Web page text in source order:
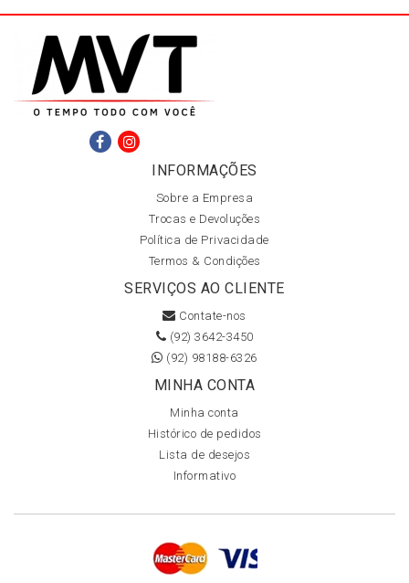
INFORMAÇÕES
Sobre a Empresa
Trocas e Devoluções
Política de Privacidade
Termos & Condições
SERVIÇOS AO CLIENTE
Contate-nos
(92) 3642-3450
(92) 98188-6326
MINHA CONTA
Minha conta
Histórico de pedidos
Lista de desejos
Informativo